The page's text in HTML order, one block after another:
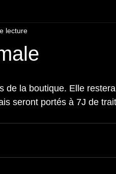
lecture
de la boutique. Elle
seront portés à 7J de